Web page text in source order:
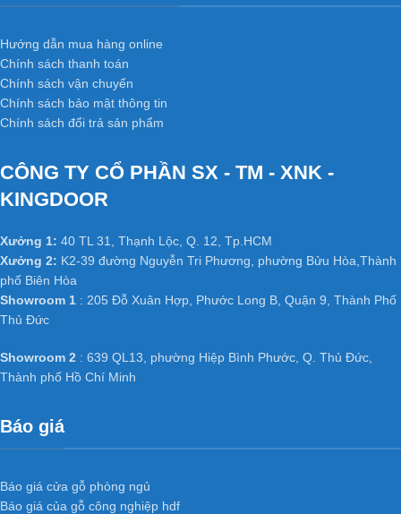
Hướng dẫn mua hàng online
Chính sách thanh toán
Chính sách vận chuyển
Chính sách bảo mật thông tin
Chính sách đổi trả sản phẩm
CÔNG TY CỔ PHẦN SX - TM - XNK -
KINGDOOR
Xưởng 1: 40 TL 31, Thạnh Lộc, Q. 12, Tp.HCM
Xưởng 2: K2-39 đường Nguyễn Tri Phương, phường Bửu Hòa,Thành
phố Biên Hòa
Showroom 1 : 205 Đỗ Xuân Hợp, Phước Long B, Quận 9, Thành Phố
Thủ Đức
Showroom 2 : 639 QL13, phường Hiệp Bình Phước, Q. Thủ Đức,
Thành phố Hồ Chí Minh
Báo giá
Báo giá cửa gỗ phòng ngủ
Báo giá của gỗ công nghiệp hdf